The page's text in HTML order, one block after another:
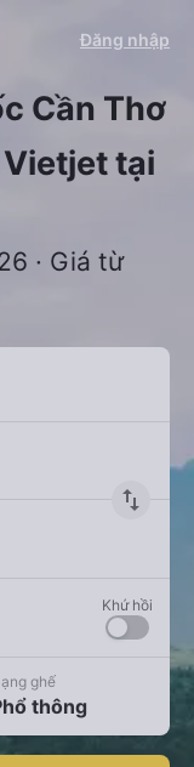
Đăng nhập
Cần Thơ
tại
· Giá từ
import_export
Khứ hồi
ghế
thông